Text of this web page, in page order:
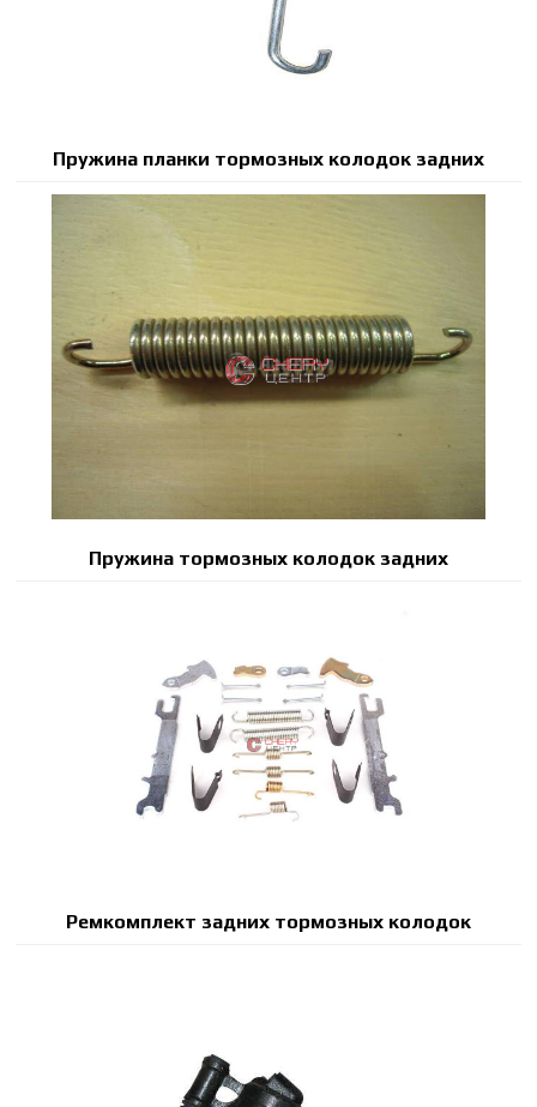
Пружина планки тормозных колодок задних
Пружина тормозных колодок задних
Ремкомплект задних тормозных колодок